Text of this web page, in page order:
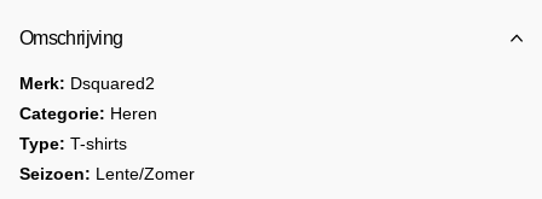
Omschrijving
Merk: Dsquared2
Categorie: Heren
Type: T-shirts
Seizoen: Lente/Zomer